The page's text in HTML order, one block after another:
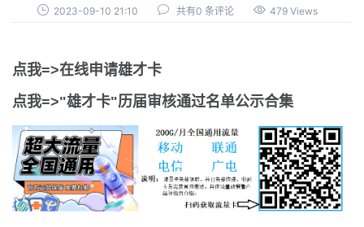
审核通过公示
2023-09-10 21:10 共有0 条评论 479 Views
点我=>在线申请雄才卡
点我=>"雄才卡"历届审核通过名单公示合集